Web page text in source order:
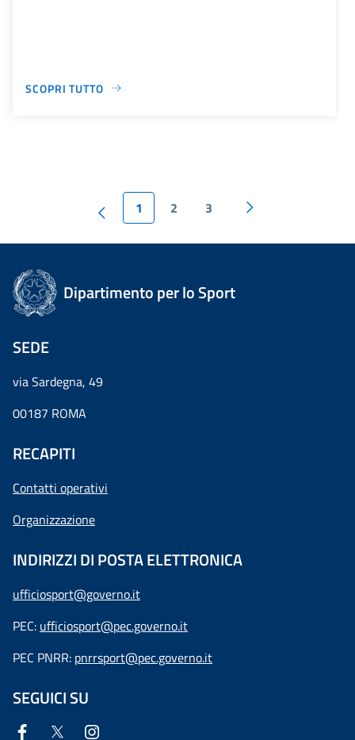
SCOPRI TUTTO
1 2 3
Dipartimento per lo Sport
SEDE
via Sardegna, 49
00187 ROMA
RECAPITI
Contatti operativi
Organizzazione
INDIRIZZI DI POSTA ELETTRONICA
ufficiosport@governo.it
PEC: ufficiosport@pec.governo.it
PEC PNRR: pnrrsport@pec.governo.it
SEGUICI SU